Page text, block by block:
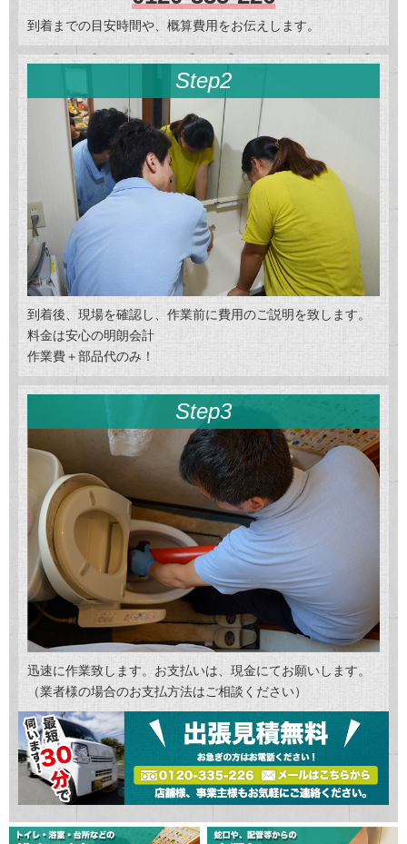
到着までの目安時間や、概算費用をお伝えします。
Step2
到着後、現場を確認し、作業前に費用のご説明を致します。
料金は安心の明朗会計
作業費＋部品代のみ！
Step3
迅速に作業致します。お支払いは、現金にてお願いします。
（業者様の場合のお支払方法はご相談ください）